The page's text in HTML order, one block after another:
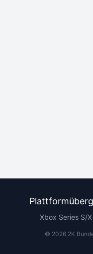
Xbox Series S/
© 20262K